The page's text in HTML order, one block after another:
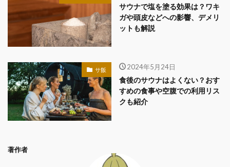
サウナで塩を塗る効果は？ワキ
ガや頭皮などへの影響、デメリ
ットも解説
サ飯 2024年5月24日
食後のサウナはよくない？おす
すめの食事や空腹での利用リス
クも紹介
著作者